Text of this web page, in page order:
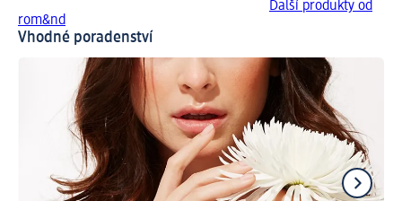
Další produkty od
rom&nd
Vhodné poradenství